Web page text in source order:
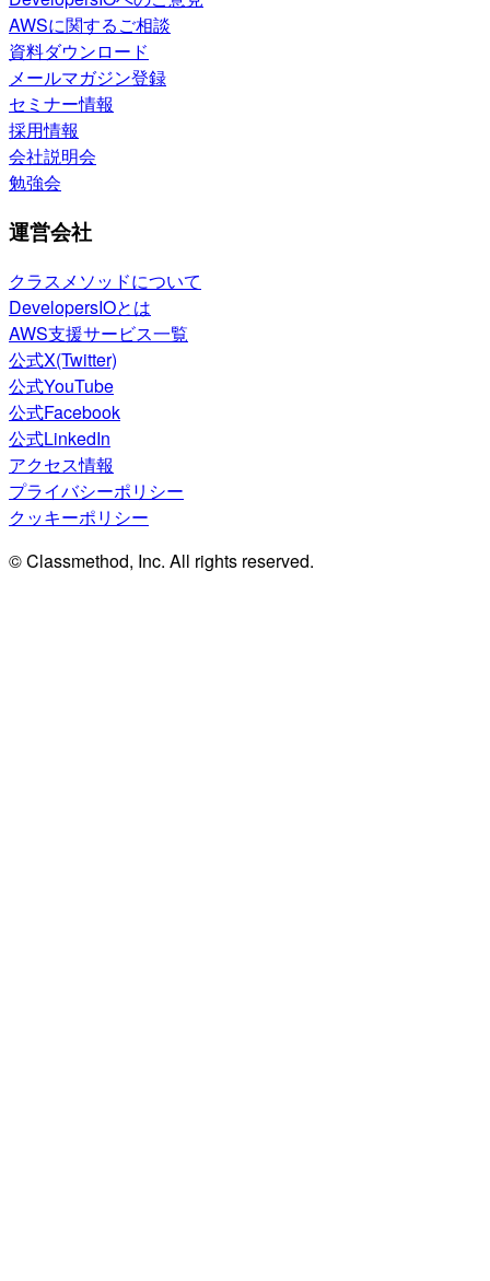
AWSに関するご相談
資料ダウンロード
メールマガジン登録
セミナー情報
採用情報
会社説明会
勉強会
運営会社
クラスメソッドについて
DevelopersIOとは
AWS支援サービス一覧
公式X(Twitter)
公式YouTube
公式Facebook
公式LinkedIn
アクセス情報
プライバシーポリシー
クッキーポリシー
© Classmethod, Inc. All rights reserved.